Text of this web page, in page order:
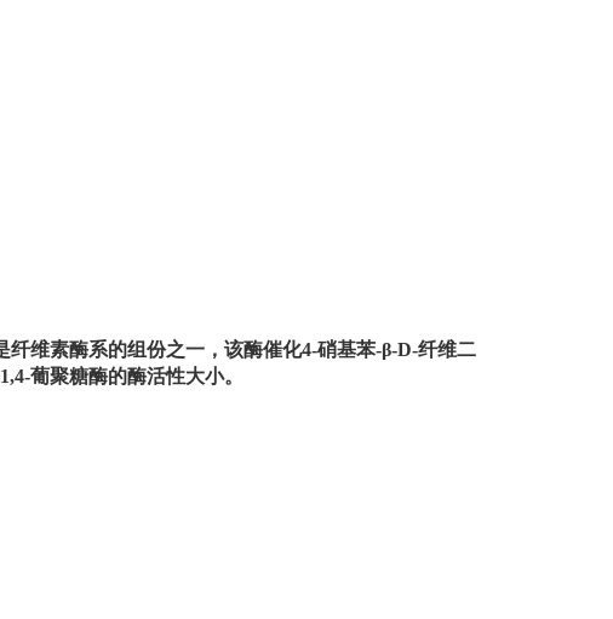
纤维素酶系的组份之一，该酶催化4-硝基苯-β-D-纤维二
葡聚糖酶的酶活性大小。